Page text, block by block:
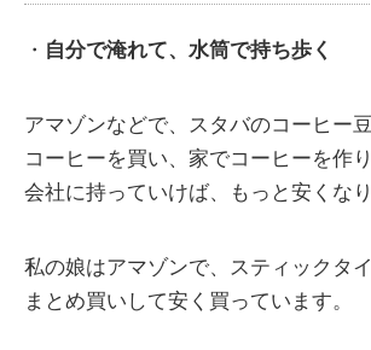
・ 自分で淹れて、水筒で持ち歩く
アマゾンなどで、スタバのコーヒー
コーヒーを買い、家でコーヒーを作
会社に持っていけば、もっと安くなり
私の娘はアマゾンで、スティックタ
まとめ買いして安く買っています。